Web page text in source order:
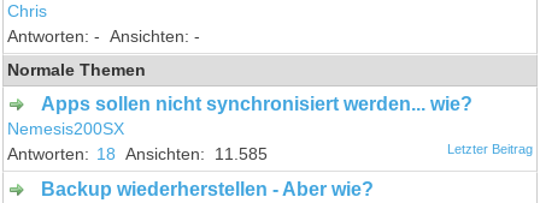
Chris
-
-
Normale Themen
Apps sollen nicht synchronisiert werden... wie?
Nemesis200SX
18
11.585
Backup wiederherstellen - Aber wie?